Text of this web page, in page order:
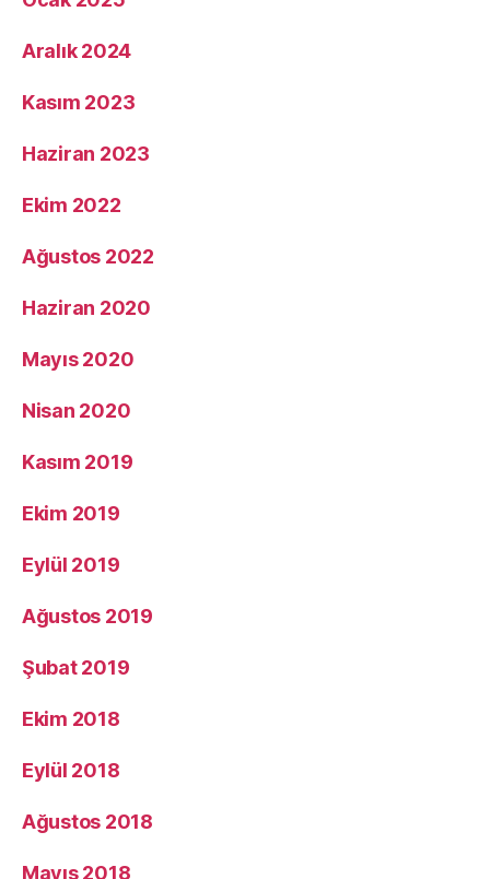
Aralık 2024
Kasım 2023
Haziran 2023
Ekim 2022
Ağustos 2022
Haziran 2020
Mayıs 2020
Nisan 2020
Kasım 2019
Ekim 2019
Eylül 2019
Ağustos 2019
Şubat 2019
Ekim 2018
Eylül 2018
Ağustos 2018
Mayıs 2018